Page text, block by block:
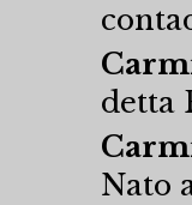
detta
Nato